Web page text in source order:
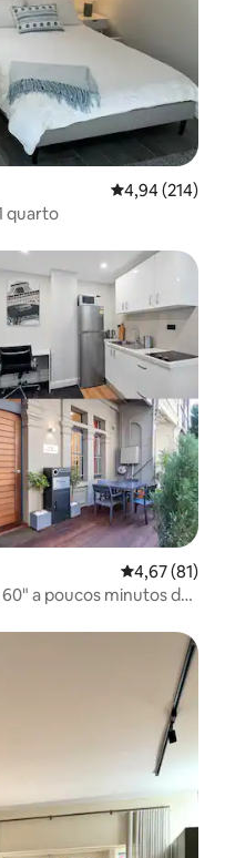
4,94 de uma
4,94 (214)
quarto
4,67 de uma
4,67 (81)
a poucos minutos da